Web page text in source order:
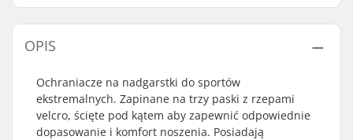
OPIS
Ochraniacze na nadgarstki do sportów
ekstremalnych. Zapinane na trzy paski z rzepami
velcro, ścięte pod kątem aby zapewnić odpowiednie
dopasowanie i komfort noszenia. Posiadają